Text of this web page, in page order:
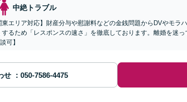
中絶トラブル
東エリア対応】財産分与や慰謝料などの金銭問題からDVやモラ
するため「レスポンスの速さ」を徹底しております。離婚を迷
可】
せ